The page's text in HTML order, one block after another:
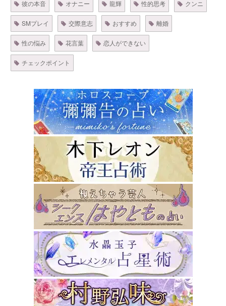
彼の本音 オナニー 龍輝 性的思考 クンニ
SMプレイ 交際意志 おすすめ 離婚
性の悩み 花言葉 恋人ができない
チェックポイント